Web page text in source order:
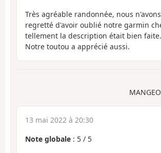
Très agréable randonnée, nous
regretté d'avoir oublié notre garmin
tellement la description était bien faite.
Notre toutou a apprécié aussi.
13 mai 2022 à 20:30
Note globale : 5 / 5